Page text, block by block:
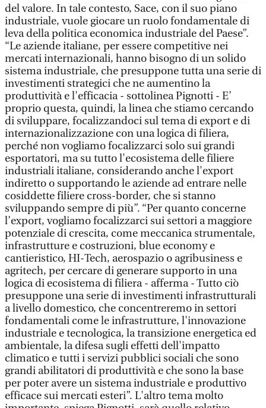
del valore. In tale contesto, Sace, con il suo piano
industriale, vuole giocare un ruolo fondamentale di
leva della politica economica industriale del Paese”.
“Le aziende italiane, per essere competitive nei
mercati internazionali, hanno bisogno di un solido
sistema industriale, che presuppone tutta una serie di
investimenti strategici che ne aumentino la
produttività e l'efficacia - sottolinea Pignotti - E’
proprio questa, quindi, la linea che stiamo cercando
di sviluppare, focalizzandoci sul tema di export e di
internazionalizzazione con una logica di filiera,
perché non vogliamo focalizzarci solo sui grandi
esportatori, ma su tutto l'ecosistema delle filiere
industriali italiane, considerando anche l'export
indiretto o supportando le aziende ad entrare nelle
cosiddette filiere cross-border, che si stanno
sviluppando sempre di più”. “Per quanto concerne
l’export, vogliamo focalizzarci sui settori a maggiore
potenziale di crescita, come meccanica strumentale,
infrastrutture e costruzioni, blue economy e
cantieristico, HI-Tech, aerospazio o agribusiness e
agritech, per cercare di generare supporto in una
logica di ecosistema di filiera - afferma - Tutto ciò
presuppone una serie di investimenti infrastrutturali
a livello domestico, che concentreremo in settori
fondamentali come le infrastrutture, l'innovazione
industriale e tecnologica, la transizione energetica ed
ambientale, la difesa sugli effetti dell'impatto
climatico e tutti i servizi pubblici sociali che sono
grandi abilitatori di produttività e che sono la base
per poter avere un sistema industriale e produttivo
efficace sui mercati esteri”. L'altro tema molto